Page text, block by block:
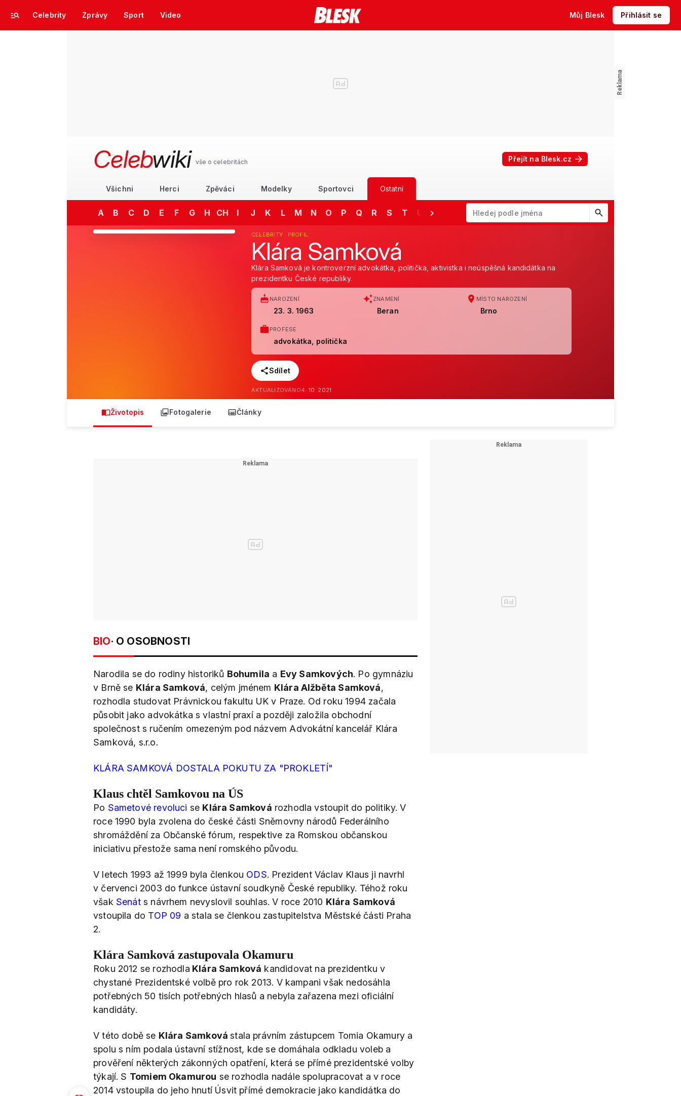
Celebrity Zprávy Sport Video Můj Blesk Přihlásit se
Celebwiki vše o celebritách Přejít na Blesk.cz
Všichni Herci Zpěváci Modelky Sportovci Ostatní
A B C D E F G H CH I J K L M N O P Q R S T U V Y Z
Začněte psát jméno. Šipkami dolů a nahoru procházejte návrhy,
CELEBRITY · PROFIL
Klára Samková
Klára Samková je kontroverzní advokátka, politička, aktivistka i neúspěšná kandidátka na
prezidentku České republiky.
NAROZENÍ
23. 3. 1963
ZNAMENÍ
Beran
MÍSTO NAROZENÍ
Brno
PROFESE
advokátka, politička
Sdílet
AKTUALIZOVÁNO4. 10. 2021
Životopis Fotogalerie Články
BIO· O OSOBNOSTI
Narodila se do rodiny historiků Bohumila a Evy Samkových. Po gymnáziu
v Brně se Klára Samková, celým jménem Klára Alžběta Samková,
rozhodla studovat Právnickou fakultu UK v Praze. Od roku 1994 začala
působit jako advokátka s vlastní praxí a později založila obchodní
společnost s ručením omezeným pod názvem Advokátní kancelář Klára
Samková, s.r.o.
KLÁRA SAMKOVÁ DOSTALA POKUTU ZA "PROKLETÍ"
Klaus chtěl Samkovou na ÚS
Po Sametové revoluci se Klára Samková rozhodla vstoupit do politiky. V
roce 1990 byla zvolena do české části Sněmovny národů Federálního
shromáždění za Občanské fórum, respektive za Romskou občanskou
iniciativu přestože sama není romského původu.
V letech 1993 až 1999 byla členkou ODS. Prezident Václav Klaus ji navrhl
v červenci 2003 do funkce ústavní soudkyně České republiky. Téhož roku
však Senáts návrhem nevyslovil souhlas. V roce 2010 Klára Samková
vstoupila do TOP 09 a stala se členkou zastupitelstva Městské části Praha
2.
Klára Samková zastupovala Okamuru
Roku 2012 se rozhodla Klára Samková kandidovat na prezidentku v
chystané Prezidentské volbě pro rok 2013. V kampani však nedosáhla
potřebných 50 tisích potřebných hlasů a nebyla zařazena mezi oficiální
kandidáty.
V této době se Klára Samkovástala právním zástupcem Tomia Okamury a
spolu s ním podala ústavní stížnost, kde se domáhala odkladu voleb a
prověření některých zákonných opatření, která se přímé prezidentské volby
týkají. S Tomiem Okamurou se rozhodla nadále spolupracovat a v roce
2014 vstoupila do jeho hnutí Úsvit přímé demokracie jako kandidátka do